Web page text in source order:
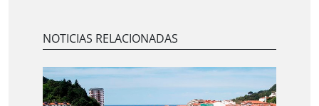
NOTICIAS RELACIONADAS